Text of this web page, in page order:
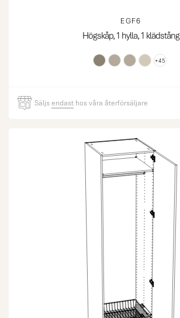
EGF6
Högskåp, 1 hylla, 1 klädstång
+45
Säljsendast hos våra återförsäljare